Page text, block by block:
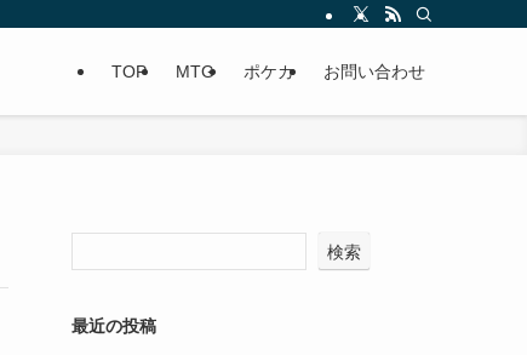
TOP MTG ポケカ お問い合わせ
検索
最近の投稿